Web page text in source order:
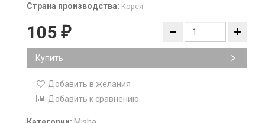
Страна производства: Корея
105 ₽
Купить
Добавить в желания
Добавить к сравнению